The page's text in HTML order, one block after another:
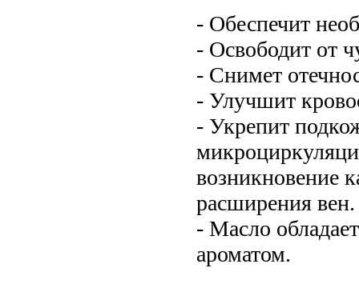
- Обеспечит
- Освободит от
- Снимет
- Улучшит
- Укрепит
возникновение
расширения вен.
- Масло
ароматом.